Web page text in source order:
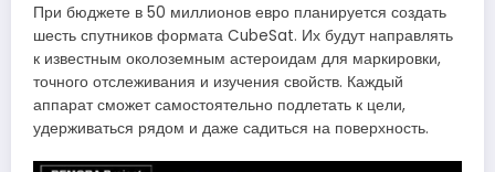
При бюджете в 50 миллионов евро планируется создать
шесть спутников формата CubeSat. Их будут направлять
к известным околоземным астероидам для маркировки,
точного отслеживания и изучения свойств. Каждый
аппарат сможет самостоятельно подлетать к цели,
удерживаться рядом и даже садиться на поверхность.